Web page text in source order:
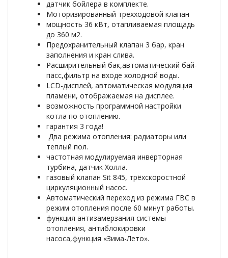
датчик бойлера в комплекте.
Моторизированный трехходовой клапан
мощность 36 кВт, отапливаемая площадь
до 360 м2.
Предохранительный клапан 3 бар, кран
заполнения и кран слива.
Расширительный бак,автоматический бай-
пасс,фильтр на входе холодной воды.
LCD-дисплей, автоматическая модуляция
пламени, отображаемая на дисплее.
возможность программной настройки
котла по отоплению.
гарантия 3 года!
Два режима отопления: радиаторы или
теплый пол.
частотная модулируемая инверторная
турбина, датчик Холла.
газовый клапан Sit 845, трёхскоростной
циркуляционный насос.
Автоматический переход из режима ГВС в
режим отопления после 60 минут работы.
функция антизамерзания системы
отопления, антиблокировки
насоса,функция «Зима-Лето».